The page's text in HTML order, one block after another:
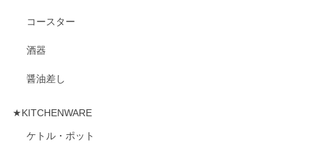
コースター
酒器
醤油差し
★KITCHENWARE
ケトル・ポット